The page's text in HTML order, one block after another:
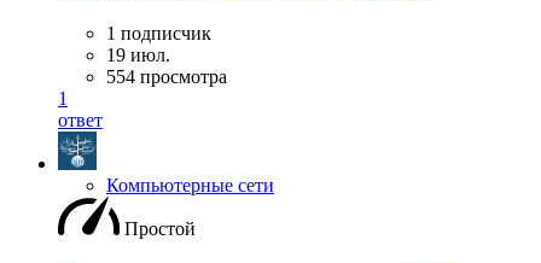
1 подписчик
19 июл.
554 просмотра
1
ответ
Компьютерные сети
Простой